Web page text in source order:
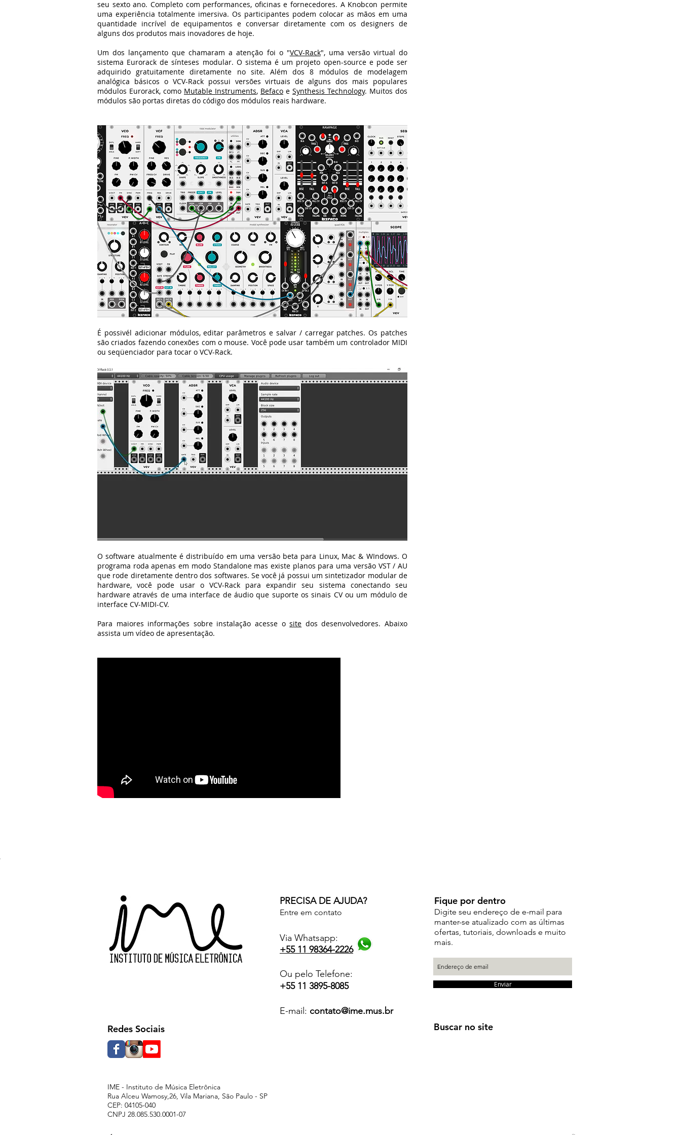
seu sexto ano. Completo com performances, oficinas e fornecedores. A Knobcon permite
uma experiência totalmente imersiva. Os participantes podem colocar as mãos em uma
quantidade incrível de equipamentos e conversar diretamente com os designers de
alguns dos produtos mais inovadores de hoje.
Um dos lançamento que chamaram a atenção foi o "VCV-Rack", uma versão virtual do
sistema Eurorack de sínteses modular. O sistema é um projeto open-source e pode ser
adquirido gratuitamente diretamente no site. Além dos 8 módulos de modelagem
analógica básicos o VCV-Rack possui versões virtuais de alguns dos mais populares
módulos Eurorack, como Mutable Instruments, Befaco e Synthesis Technology. Muitos dos
módulos são portas diretas do código dos módulos reais hardware.
É possivél adicionar módulos, editar parâmetros e salvar / carregar patches. Os patches
são criados fazendo conexões com o mouse. Você pode usar também um controlador MIDI
ou seqüenciador para tocar o VCV-Rack.
O software atualmente é distribuído em uma versão beta para Linux, Mac & WIndows. O
programa roda apenas em modo Standalone mas existe planos para uma versão VST / AU
que rode diretamente dentro dos softwares. Se você já possui um sintetizador modular de
hardware, você pode usar o VCV-Rack para expandir seu sistema conectando seu
hardware através de uma interface de áudio que suporte os sinais CV ou um módulo de
interface CV-MIDI-CV.
Para maiores informações sobre instalação acesse osite dos desenvolvedores. Abaixo
assista um vídeo de apresentação.
Redes Sociais
PRECISA DE AJUDA?
Entre em contato
Via Whatsapp:
+55 11 98364-2226
Ou pelo Telefone:
+55 11 3895-8085
E-mail: contato@ime.mus.br
Fique por dentro
Digite seu endereço de e-mail para
manter-se atualizado com as últimas
ofertas, tutoriais, downloads e muito
mais.
Enviar
Buscar no site
IME - Instituto de Música Eletrônica
Rua Alceu Wamosy,26, Vila Mariana, São Paulo - SP
CEP: 04105-040
CNPJ 28.085.530.0001-07